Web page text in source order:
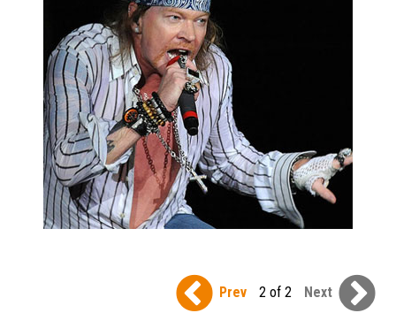
Prev 2 of 2 Next